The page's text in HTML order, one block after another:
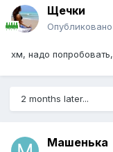
Щечки
Опубликовано
хм, надо
2 months later...
Машенька